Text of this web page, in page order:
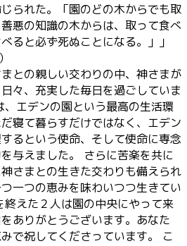
られた。「園のどの木からでも取
悪の知識の木からは、取って食べ
ると必ず死ぬことになる。」」
との親しい交わりの中、神さまが
々、充実した毎日を過ごしていま
、エデンの園という最高の生活環
寝て暮らすだけではなく、エデン
るという使命、そして使命に専念
与えました。 さらに苦楽を共に
さまとの生きた交わりも備えられ
一つの恵みを味わいつつ生きてい
えた２人は園の中央にやって来
ありがとうございます。あなた
で祝してくださっています。 こ